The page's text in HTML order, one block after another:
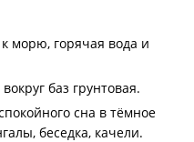
морю, горячая вода и
баз грунтовая.
сна в тёмное
беседка, качели.